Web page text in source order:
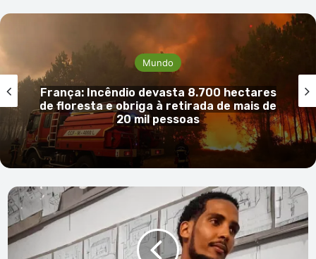
de
Pentágono pede ao Congresso
mais verbas para cobrir custos
contra o Irão
Rapper
Leonardo
Francês
relança
carreira